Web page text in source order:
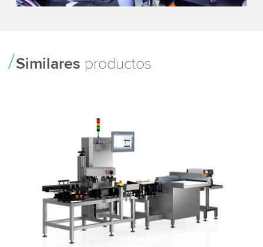
Accept More information
Similares productos